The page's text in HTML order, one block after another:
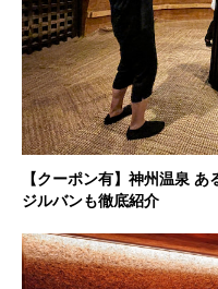
【クーポン有】神州温泉
ジルバンも徹底紹介